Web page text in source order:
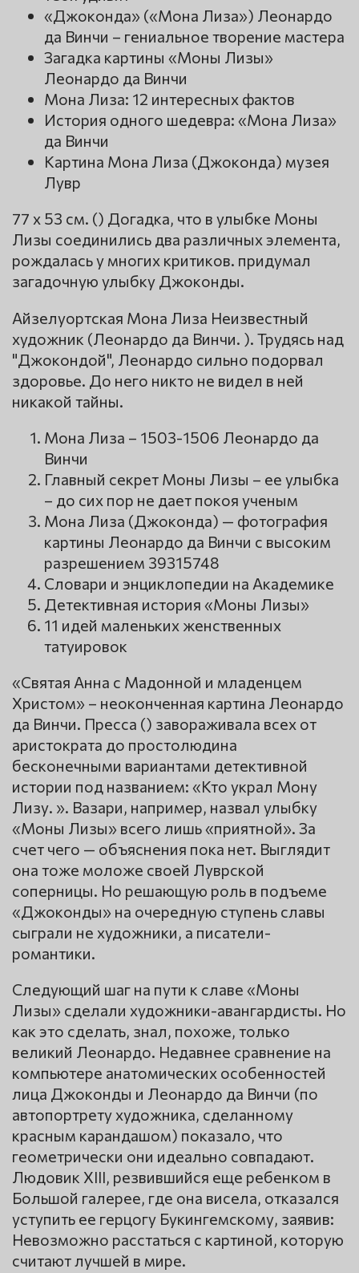
«Джоконда» («Мона Лиза») Леонардо
да Винчи – гениальное творение мастера
Загадка картины «Моны Лизы»
Леонардо да Винчи
Мона Лиза: 12 интересных фактов
История одного шедевра: «Мона Лиза»
да Винчи
Картина Мона Лиза (Джоконда) музея
Лувр
77 x 53 см. () Догадка, что в улыбке Моны
Лизы соединились два различных элемента,
рождалась у многих критиков. придумал
загадочную улыбку Джоконды.
Айзелуортская Мона Лиза Неизвестный
художник (Леонардо да Винчи. ). Трудясь над
"Джокондой", Леонардо сильно подорвал
здоровье. До него никто не видел в ней
никакой тайны.
Мона Лиза – 1503-1506 Леонардо да
Винчи
Главный секрет Моны Лизы – ее улыбка
– до сих пор не дает покоя ученым
Мона Лиза (Джоконда) — фотография
картины Леонардо да Винчи с высоким
разрешением 39315748
Словари и энциклопедии на Академике
Детективная история «Моны Лизы»
11 идей маленьких женственных
татуировок
«Святая Анна с Мадонной и младенцем
Христом» – неоконченная картина Леонардо
да Винчи. Пресса () завораживала всех от
аристократа до простолюдина
бесконечными вариантами детективной
истории под названием: «Кто украл Мону
Лизу. ». Вазари, например, назвал улыбку
«Моны Лизы» всего лишь «приятной». За
счет чего — объяснения пока нет. Выглядит
она тоже моложе своей Луврской
соперницы. Но решающую роль в подъеме
«Джоконды» на очередную ступень славы
сыграли не художники, а писатели-
романтики.
Следующий шаг на пути к славе «Моны
Лизы» сделали художники-авангардисты. Но
как это сделать, знал, похоже, только
великий Леонардо. Недавнее сравнение на
компьютере анатомических особенностей
лица Джоконды и Леонардо да Винчи (по
автопортрету художника, сделанному
красным карандашом) показало, что
геометрически они идеально совпадают.
Людовик ХIII, резвившийся еще ребенком в
Большой галерее, где она висела, отказался
уступить ее герцогу Букингемскому, заявив:
Невозможно расстаться с картиной, которую
считают лучшей в мире.